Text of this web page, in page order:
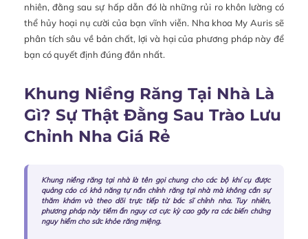
nhiên, đằng sau sự hấp dẫn đó là những rủi ro khôn lường có
thể hủy hoại nụ cười của bạn vĩnh viễn. Nha khoa My Auris sẽ
phân tích sâu về bản chất, lợi và hại của phương pháp này để
bạn có quyết định đúng đắn nhất.
Khung Niềng Răng Tại Nhà Là
Gì? Sự Thật Đằng Sau Trào Lưu
Chỉnh Nha Giá Rẻ
Khung niềng răng tại nhà là tên gọi chung cho các bộ khí cụ được
quảng cáo có khả năng tự nắn chỉnh răng tại nhà mà không cần sự
thăm khám và theo dõi trực tiếp từ bác sĩ chỉnh nha. Tuy nhiên,
phương pháp này tiềm ẩn nguy cơ cực kỳ cao gây ra các biến chứng
nguy hiểm cho sức khỏe răng miệng.